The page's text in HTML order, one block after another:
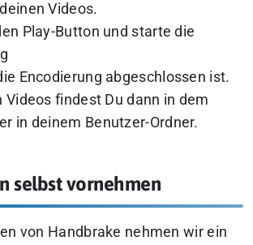
Videos.
Play-Button und starte die
Encodierung abgeschlossen ist.
Videos findest Du dann in dem
in deinem Benutzer-Ordner.
selbst vornehmen
von Handbrake nehmen wir ein